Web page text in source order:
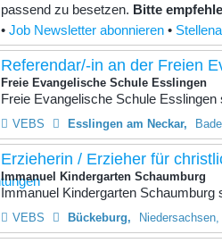
passend zu besetzen. Bitte
•Job Newsletter abonnieren •
Referendar/-in an der Freien
Freie Evangelische Schule Esslingen
Freie Evangelische Schule Esslingen
VEBS Esslingen am Neckar
Erzieherin / Erzieher für
Immanuel Kindergarten Schaumburg
Immanuel Kindergarten Schaumburg
VEBS Bückeburg